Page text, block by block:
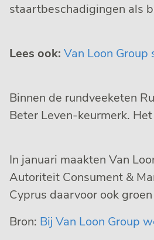
staartbeschadigingen als
Lees ook: Van Loon
Binnen de rundveeketen
Beter Leven-keurmerk.
In januari maakten Van
Autoriteit Consument &
Cyprus daarvoor ook
Bron: Bij Van Loon Group